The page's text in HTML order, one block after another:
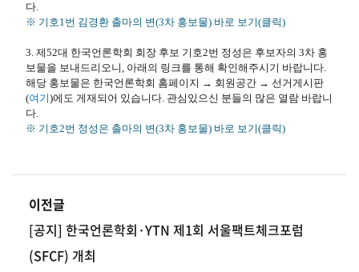
다.
※ 기호1번 김경환 출마의 변(3차 홍보물) 바로 보기(클릭)
3. 제52대 한국언론학회 회장 후보 기호2번 정성은 후보자의 3차 홍
보물을 보내드리오니, 아래의 링크를 통해 확인해주시기 바랍니다.
해당 홍보물은 한국언론학회 홈페이지 → 회원공간 → 선거게시판
(여기)에도 게재되어 있습니다. 관심있으신 분들의 많은 열람 바랍니
다.
※ 기호2번 정성은 출마의 변(3차 홍보물) 바로 보기(클릭)
이전글
[공지] 한국언론학회·YTN 제1회 서울팩트체크포럼
(SFCF) 개최​